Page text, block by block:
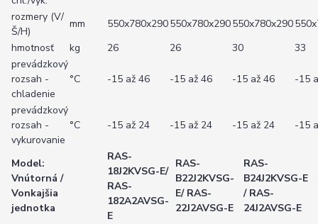
rozmery (V/
Š/H)
mm 550x780x290550x780x290550x780x290
hmotnosť
kg 26 26 30
33
prevádzkový
rozsah -
chladenie
°C -15 až 46 -15 až 46 -15 až 46 -15
prevádzkový
rozsah -
vykurovanie
°C -15 až 24 -15 až 24 -15 až 24 -15
Model:
Vnútorná /
Vonkajšia
jednotka
RAS-
18J2KVSG-E/
RAS-
182A2AVSG-
E
RAS-
B22J2KVSG-
E/ RAS-
22J2AVSG-E
RAS-
B24J2KVSG-E
/ RAS-
24J2AVSG-E